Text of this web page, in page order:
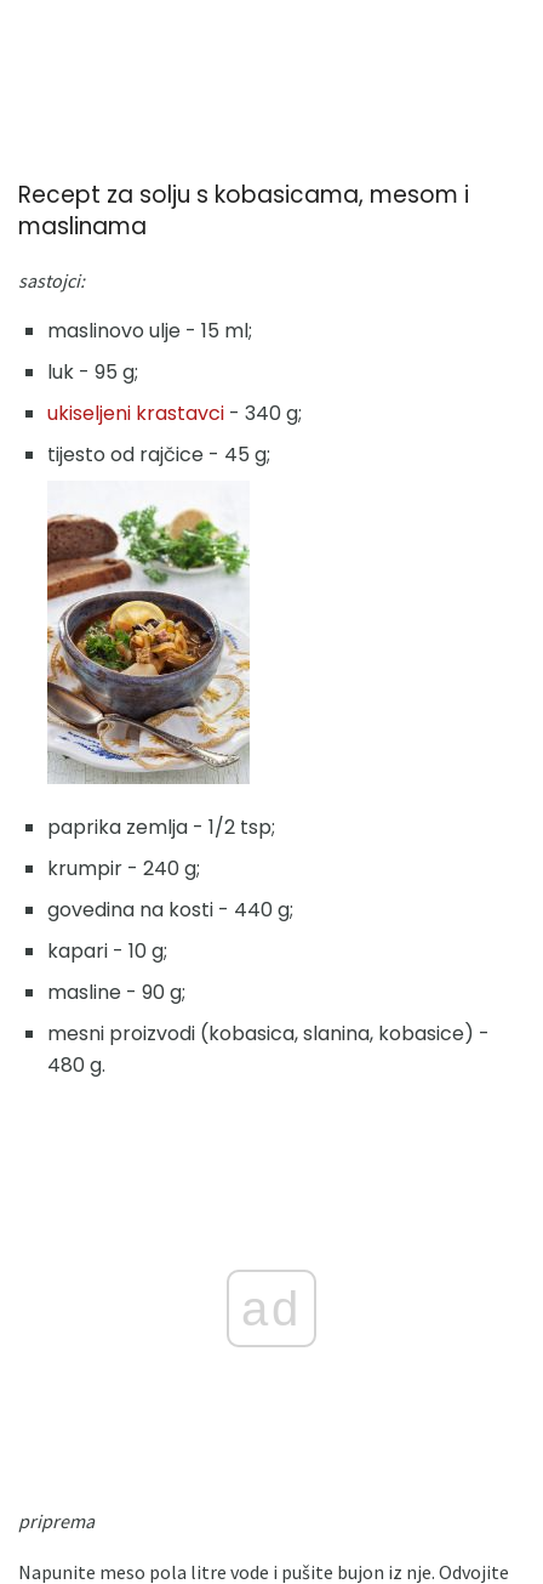
Recept za solju s kobasicama, mesom i
maslinama
sastojci:
maslinovo ulje - 15 ml;
luk - 95 g;
ukiseljeni krastavci - 340 g;
tijesto od rajčice - 45 g;
paprika zemlja - 1/2 tsp;
krumpir - 240 g;
govedina na kosti - 440 g;
kapari - 10 g;
masline - 90 g;
mesni proizvodi (kobasica, slanina, kobasice) -
480 g.
ad
priprema
Napunite meso pola litre vode i pušite bujon iz nje. Odvojite